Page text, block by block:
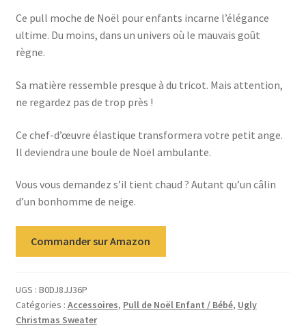
Ce pull moche de Noël pour enfants incarne l’élégance
ultime. Du moins, dans un univers où le mauvais goût
règne.
Sa matière ressemble presque à du tricot. Mais attention,
ne regardez pas de trop près !
Ce chef-d’œuvre élastique transformera votre petit ange.
Il deviendra une boule de Noël ambulante.
Vous vous demandez s’il tient chaud ? Autant qu’un câlin
d’un bonhomme de neige.
Commander sur Amazon
UGS : B0DJ8JJ36P
Catégories : Accessoires, Pull de Noël Enfant / Bébé, Ugly
Christmas Sweater